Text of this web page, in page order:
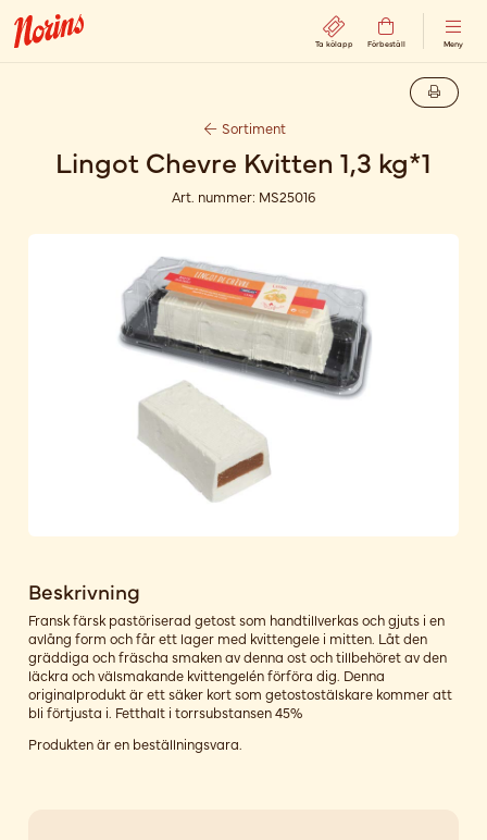
Ta kölapp Förbeställ Meny
Sortiment
Lingot Chevre Kvitten 1,3 kg*1
Art. nummer: MS25016
Beskrivning
Fransk färsk pastöriserad getost som handtillverkas och gjuts i en
avlång form och får ett lager med kvittengele i mitten. Låt den
gräddiga och fräscha smaken av denna ost och tillbehöret av den
läckra och välsmakande kvittengelén förföra dig. Denna
originalprodukt är ett säker kort som getostostälskare kommer att
bli förtjusta i. Fetthalt i torrsubstansen 45%
Produkten är en beställningsvara.